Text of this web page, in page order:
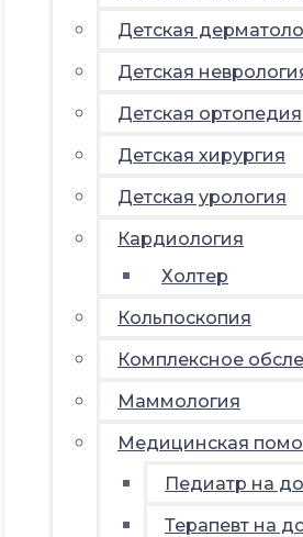
Детская
Детская
Детская ортопедия
Детская хирургия
Детская урология
Кардиология
Холтер
Кольпоскопия
Комплексное
Маммология
Медицинская
Педиатр на
Терапевт на